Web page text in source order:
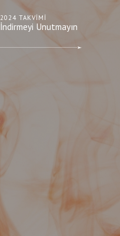
2024 TAKVIMI
İndirmeyi Unutmayın